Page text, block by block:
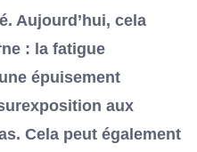
Aujourd’hui, cela
: la fatigue
épuisement
aux
Cela peut également